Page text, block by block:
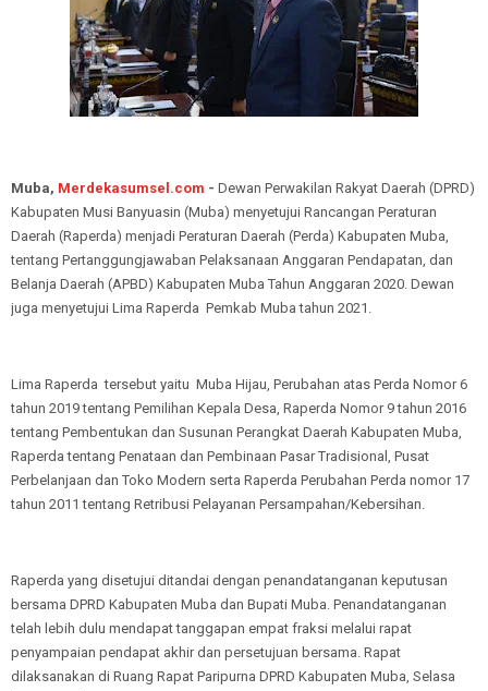
Muba, Merdekasumsel.com - Dewan Perwakilan Rakyat Daerah (DPRD)
Kabupaten Musi Banyuasin (Muba) menyetujui Rancangan Peraturan
Daerah (Raperda) menjadi Peraturan Daerah (Perda) Kabupaten Muba,
tentang Pertanggungjawaban Pelaksanaan Anggaran Pendapatan, dan
Belanja Daerah (APBD) Kabupaten Muba Tahun Anggaran 2020. Dewan
juga menyetujui Lima Raperda Pemkab Muba tahun 2021.
Lima Raperda tersebut yaitu Muba Hijau, Perubahan atas Perda Nomor 6
tahun 2019 tentang Pemilihan Kepala Desa, Raperda Nomor 9 tahun 2016
tentang Pembentukan dan Susunan Perangkat Daerah Kabupaten Muba,
Raperda tentang Penataan dan Pembinaan Pasar Tradisional, Pusat
Perbelanjaan dan Toko Modern serta Raperda Perubahan Perda nomor 17
tahun 2011 tentang Retribusi Pelayanan Persampahan/Kebersihan.
Raperda yang disetujui ditandai dengan penandatanganan keputusan
bersama DPRD Kabupaten Muba dan Bupati Muba. Penandatanganan
telah lebih dulu mendapat tanggapan empat fraksi melalui rapat
penyampaian pendapat akhir dan persetujuan bersama. Rapat
dilaksanakan di Ruang Rapat Paripurna DPRD Kabupaten Muba, Selasa